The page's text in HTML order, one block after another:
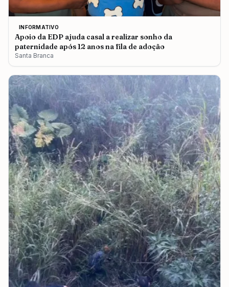
INFORMATIVO
Apoio da EDP ajuda casal a realizar sonho da
paternidade após 12 anos na fila de adoção
Santa Branca